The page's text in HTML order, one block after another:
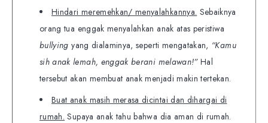
Hindari meremehkan/ menyalahkannya. Sebaiknya
orang tua enggak menyalahkan anak atas peristiwa
bullying yang dialaminya, seperti mengatakan, “Kamu
sih anak lemah, enggak berani melawan!”Hal
tersebut akan membuat anak menjadi makin tertekan.
Buat anak masih merasa dicintai dan dihargai di
rumah. Supaya anak tahu bahwa dia aman di rumah.